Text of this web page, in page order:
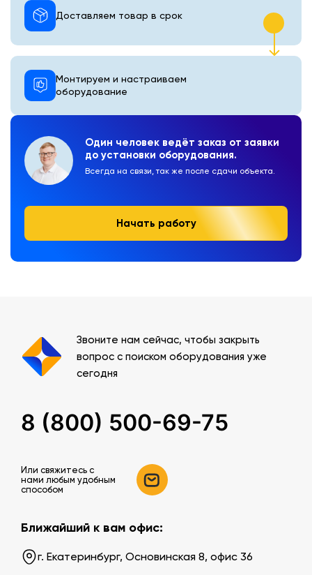
Один человек ведёт заказ от заявки
до установки оборудования.
Всегда на связи, так же после сдачи объекта.
Начать работу
Монтируем и настраиваем
оборудование
Доставляем товар в срок
Звоните нам сейчас, чтобы закрыть
вопрос с поиском оборудования уже
сегодня
8 (800) 500-69-75
Или свяжитесь c
нами любым удобным
способом
Ближайший к вам офис:
г. Екатеринбург, Основинская 8, офис 36